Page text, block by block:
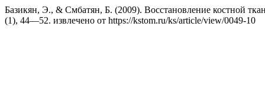
Базикян, Э., & Смбатян, Б. (2009). Восстановление костной
(1), 44—52. извлечено от https://kstom.ru/ks/article/view/0049-10